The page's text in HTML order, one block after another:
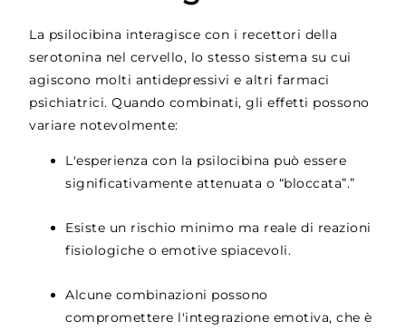
La psilocibina interagisce con i recettori della
serotonina nel cervello, lo stesso sistema su cui
agiscono molti antidepressivi e altri farmaci
psichiatrici. Quando combinati, gli effetti possono
variare notevolmente:
L'esperienza con la psilocibina può essere
significativamente attenuata o “bloccata”.”
Esiste un rischio minimo ma reale di reazioni
fisiologiche o emotive spiacevoli.
Alcune combinazioni possono
compromettere l'integrazione emotiva, che è